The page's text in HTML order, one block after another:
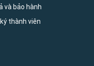
và bảo hành
thành viên